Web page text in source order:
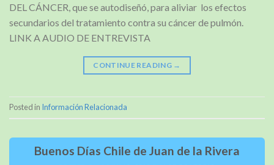
DEL CÁNCER, que se autodiseñó, para aliviar los efectos
secundarios del tratamiento contra su cáncer de pulmón.
LINK A AUDIO DE ENTREVISTA
CONTINUE READING →
Posted in Información Relacionada
Buenos Días Chile de Juan de la Rivera